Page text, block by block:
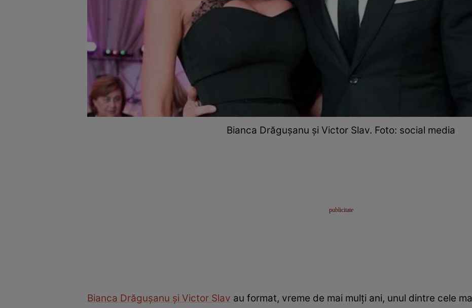
Bianca Drăgușanu și Victor Slav. Foto: social media
Bianca Drăgușanu și Victor Slav au format, vreme de mai mulți ani, unul dintre cele